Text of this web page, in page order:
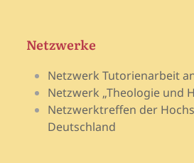
Netzwerke
Netzwerk Tutorienarbeit
Netzwerk „Theologie und
Netzwerktreffen der
Deutschland